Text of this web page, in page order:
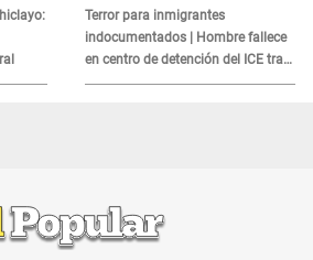
es?
Terror para inmigrantes
indocumentados | Hombre fallece
en centro de detención del ICE tras
sufrir una "emergencia médica"